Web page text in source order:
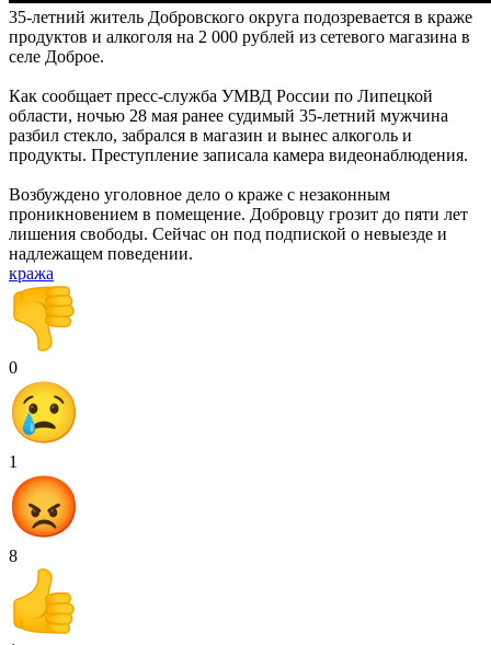
35-летний житель Добровского округа подозревается в краже
продуктов и алкоголя на 2 000 рублей из сетевого магазина в
селе Доброе.
Как сообщает пресс-служба УМВД России по Липецкой
области, ночью 28 мая ранее судимый 35-летний мужчина
разбил стекло, забрался в магазин и вынес алкоголь и
продукты. Преступление записала камера видеонаблюдения.
Возбуждено уголовное дело о краже с незаконным
проникновением в помещение. Добровцу грозит до пяти лет
лишения свободы. Сейчас он под подпиской о невыезде и
надлежащем поведении.
кража
0
1
8